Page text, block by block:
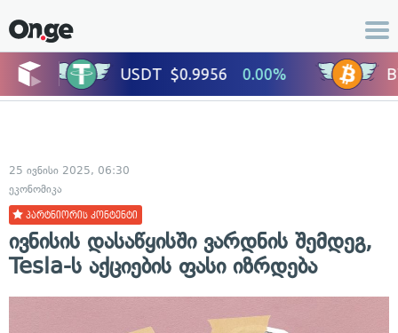
25 ივნისი 2025, 06:30
ეკონომიკა
პარტნიორის კონტენტი
ივნისის დასაწყისში ვარდნის შემდეგ,
Tesla-ს აქციების ფასი იზრდება